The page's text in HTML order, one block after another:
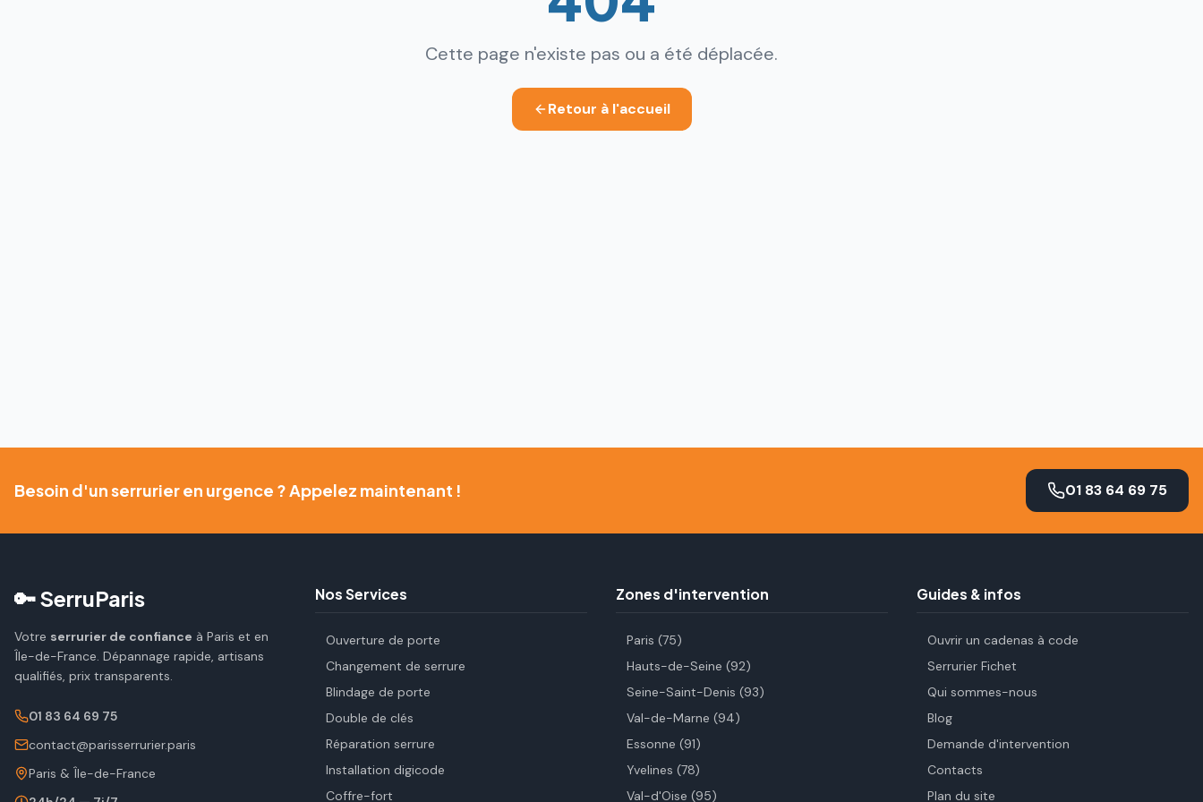
Cette page n'existe pas ou a été déplacée.
Retour à l'accueil
Besoin d'un serrurier en urgence ? Appelez maintenant ! 01 83 64 69 75
🔑 SerruParis
Votre serrurier de confiance à Paris et en
Île-de-France. Dépannage rapide, artisans
qualifiés, prix transparents.
01 83 64 69 75
contact@parisserrurier.paris
Paris & Île-de-France
Nos Services
Ouverture de porte
Changement de serrure
Blindage de porte
Double de clés
Réparation serrure
Installation digicode
Coffre-fort
Zones d'intervention
Paris (75)
Hauts-de-Seine (92)
Seine-Saint-Denis (93)
Val-de-Marne (94)
Essonne (91)
Yvelines (78)
Val-d'Oise (95)
Guides & infos
Ouvrir un cadenas à code
Serrurier Fichet
Qui sommes-nous
Blog
Demande d'intervention
Contacts
Plan du site